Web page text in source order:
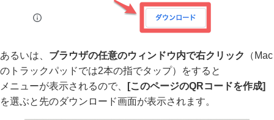
あるいは、 ブラウザの任意のウィンドウ内で右クリック
（Mac
のトラックパッドでは2本の指でタップ）をすると
メニューが表示されるので、
[このページのQRコードを作成]
を選ぶと先のダウンロード画面が表示されます。